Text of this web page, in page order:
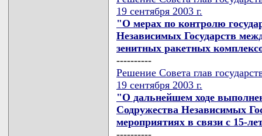
19 сентября 2003 г.
"О мерах по контролю
Независимых Государств
зенитных ракетных
----------
Решение Совета глав
19 сентября 2003 г.
"О дальнейшем ходе
Содружества Независимых
мероприятиях в связи с 15-